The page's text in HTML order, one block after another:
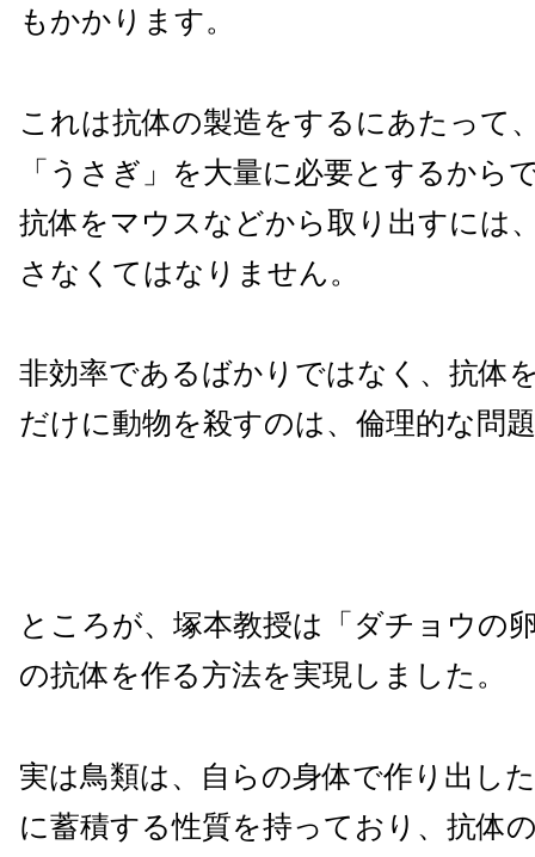
もかかります。
これは抗体の製造をするにあたって
「うさぎ」を大量に必要とするから
抗体をマウスなどから取り出すには
さなくてはなりません。
非効率であるばかりではなく、抗体
だけに動物を殺すのは、倫理的な問
ところが、塚本教授は「ダチョウの
の抗体を作る方法を実現しました。
実は鳥類は、自らの身体で作り出し
に蓄積する性質を持っており、抗体